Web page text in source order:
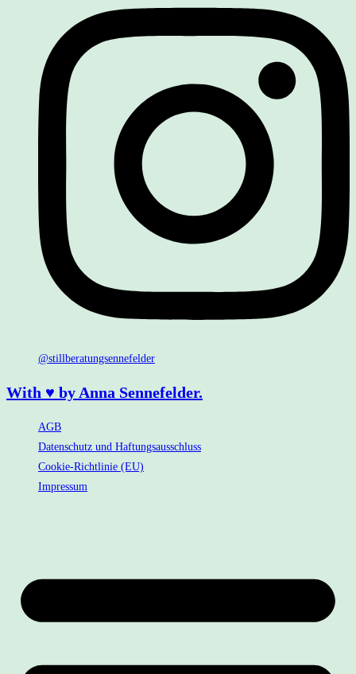
@stillberatungsennefelder
With ♥ by Anna Sennefelder.
AGB
Datenschutz und Haftungsausschluss
Cookie-Richtlinie (EU)
Impressum